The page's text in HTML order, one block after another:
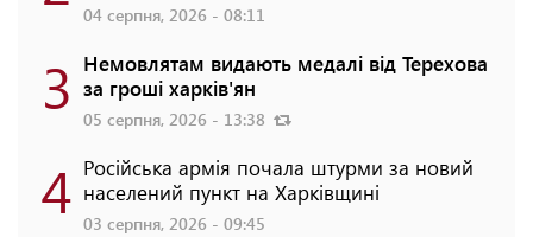
04 серпня, 2026 - 08:11
3 Немовлятам видають медалі від Терехова
за гроші харків'ян
05 серпня, 2026 - 13:38
4 Російська армія почала штурми за новий
населений пункт на Харківщині
03 серпня, 2026 - 09:45